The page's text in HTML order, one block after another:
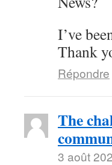
I’ve
Thank
Répondre
The
3 août